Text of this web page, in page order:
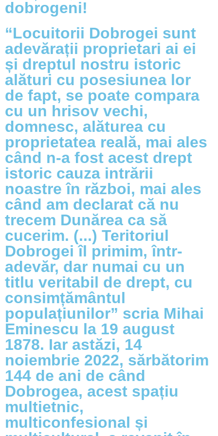
dobrogeni!
“Locuitorii Dobrogei sunt
adevărații proprietari ai ei
și dreptul nostru istoric
alături cu posesiunea lor
de fapt, se poate compara
cu un hrisov vechi,
domnesc, alăturea cu
proprietatea reală, mai ales
când n-a fost acest drept
istoric cauza intrării
noastre în război, mai ales
când am declarat că nu
trecem Dunărea ca să
cucerim. (...) Teritoriul
Dobrogei îl primim, într-
adevăr, dar numai cu un
titlu veritabil de drept, cu
consimțământul
populațiunilor” scria Mihai
Eminescu la 19 august
1878. Iar astăzi, 14
noiembrie 2022, sărbătorim
144 de ani de când
Dobrogea, acest spațiu
multietnic,
multiconfesional și